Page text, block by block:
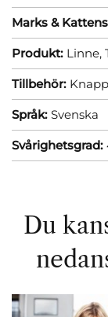
Marks &
Produkt: Linne,
Tillbehör:
Språk: Svenska
Svårighetsgrad:
Du